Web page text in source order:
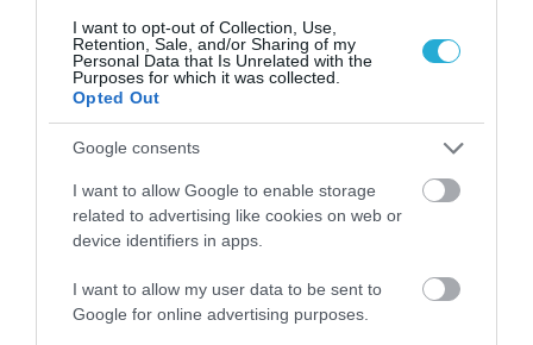
I want to opt-out of Collection, Use,
Retention, Sale, and/or Sharing of my
Personal Data that Is Unrelated with the
Purposes for which it was collected.
Opted Out
Google consents
I want to allow Google to enable storage
related to advertising like cookies on web or
device identifiers in apps.
I want to allow my user data to be sent to
Google for online advertising purposes.
04.08.2026
ΙΕΛΚΑ: Σε ποια προϊόντα αυξήθηκαν και πού
μειώθηκαν οι τιμές στα σούπερ μάρκετ